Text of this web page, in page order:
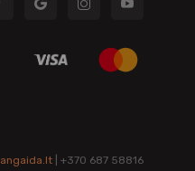
| +370 687 58816